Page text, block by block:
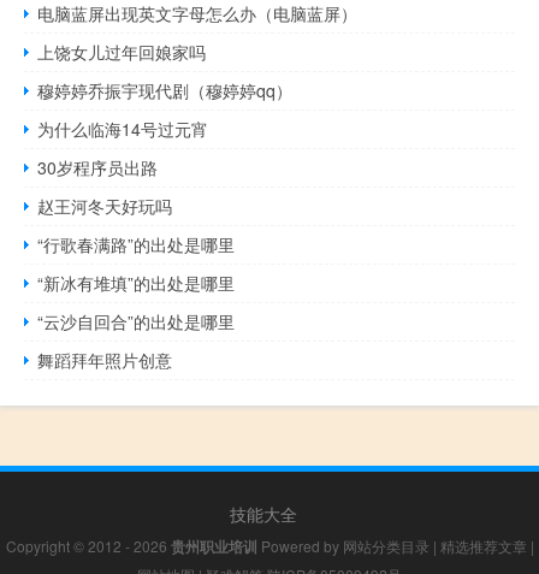
电脑蓝屏出现英文字母怎么办（电脑蓝屏）
上饶女儿过年回娘家吗
穆婷婷乔振宇现代剧（穆婷婷qq）
为什么临海14号过元宵
30岁程序员出路
赵王河冬天好玩吗
“行歌春满路”的出处是哪里
“新冰有堆填”的出处是哪里
“云沙自回合”的出处是哪里
舞蹈拜年照片创意
技能大全
Copyright © 2012 - 2026 贵州职业培训 Powered by 网站分类目录 | 精选推荐文章 |